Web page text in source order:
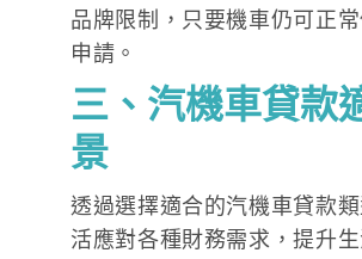
品牌限制，只要機車仍可正
申請。
三、汽機車貸款
景
透過選擇適合的汽機車貸款
活應對各種財務需求，提升生